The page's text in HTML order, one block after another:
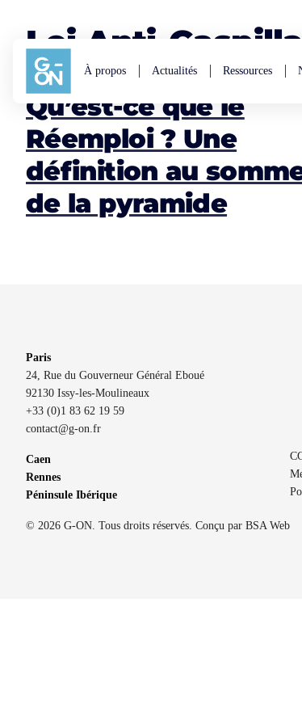
À propos Actualités Ressources
Loi Anti-
Qu’est-ce que le
Réemploi ? Une
définition au
de la pyramide
Paris
24, Rue du Gouverneur Général Eboué
92130 Issy-les-Moulineaux
+33 (0)1 83 62 19 59
contact@g-on.fr
Caen
Rennes
Péninsule Ibérique
© 2026 G-ON. Tous droits réservés. Conçu par BSA Web